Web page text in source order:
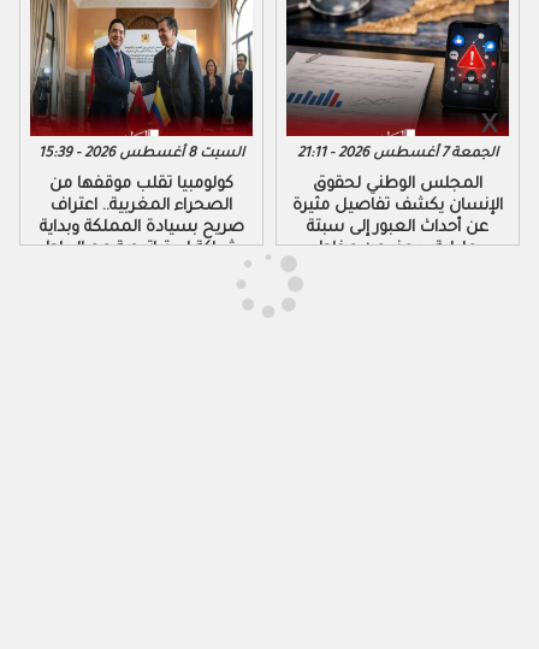
السبت 8 أغسطس 2026 - 15:39
كولومبيا تقلب موقفها من
الصحراء المغربية.. اعتراف
صريح بسيادة المملكة وبداية
شراكة استراتيجية مع الرباط
الجمعة 7 أغسطس 2026 - 21:11
المجلس الوطني لحقوق
الإنسان يكشف تفاصيل مثيرة
عن أحداث العبور إلى سبتة
ومليلية ويحذر من مخاطر